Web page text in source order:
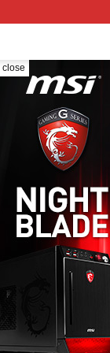
Satlantas Gowa
close